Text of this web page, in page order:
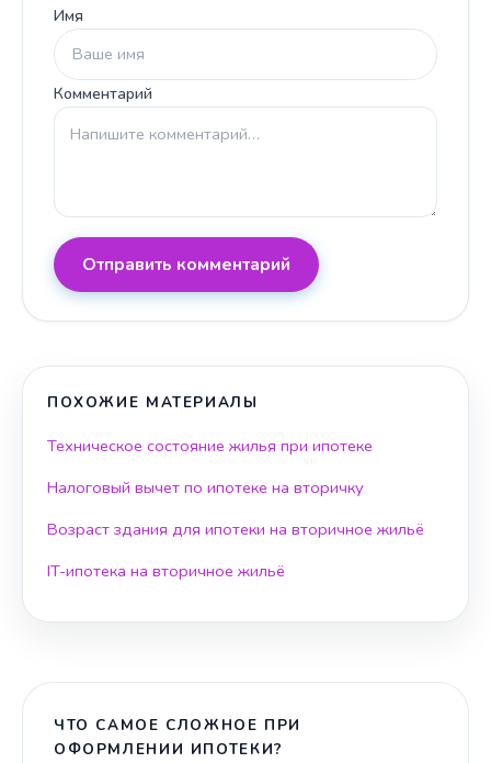
Имя
Комментарий
Отправить комментарий
ПОХОЖИЕ МАТЕРИАЛЫ
Техническое состояние жилья при ипотеке
Налоговый вычет по ипотеке на вторичку
Возраст здания для ипотеки на вторичное жильё
IT-ипотека на вторичное жильё
ЧТО САМОЕ СЛОЖНОЕ ПРИ
ОФОРМЛЕНИИ ИПОТЕКИ?